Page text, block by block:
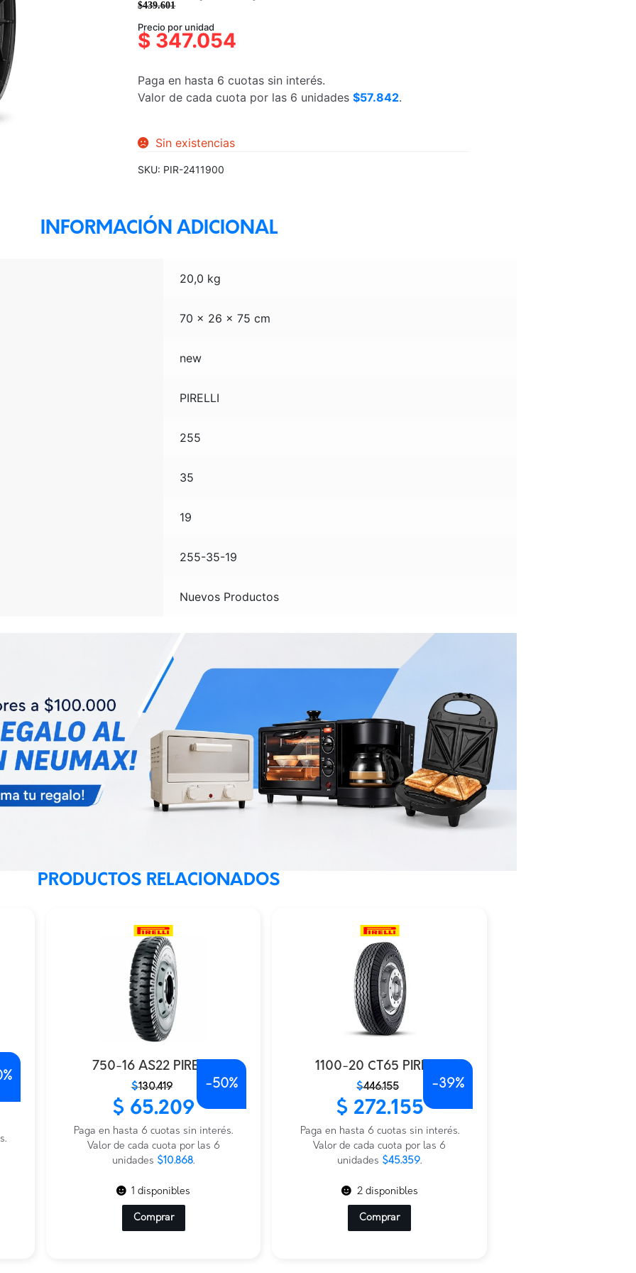
$439.601
precio
original
$439.601.
precio
actual
$347.054.
Precio por unidad
$ 347.054
Paga en hasta 6 cuotas sin interés.
Valor de cada cuota por las 6 unidades$57.842.
Sin existencias
SKU: PIR-2411900
INFORMACIÓN ADICIONAL
20,0 kg
70 × 26 × 75 cm
new
PIRELLI
255
35
19
255-35-19
Nuevos Productos
PRODUCTOS RELACIONADOS
750-16 AS22 PIRELLI
$130.419
era:
$130.419.
es:
$65.209.
$ 65.209
Paga en hasta 6 cuotas sin interés.
Valor de cada cuota por las 6
unidades $10.868.
-50%
1 disponibles
Comprar
1100-20 CT65 PIRELLI
$446.155
era:
$446.155.
es:
$272.155.
$ 272.155
Paga en hasta 6 cuotas sin interés.
Valor de cada cuota por las 6
unidades $45.359.
-39%
2 disponibles
Comprar